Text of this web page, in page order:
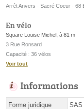
Arrêt Anvers - Sacré Coeur - 68
En vélo
Square Louise Michel, à 81 m
3 Rue Ronsard
Capacité : 36 vélos
Voir tout
Informations
Forme juridique SAS